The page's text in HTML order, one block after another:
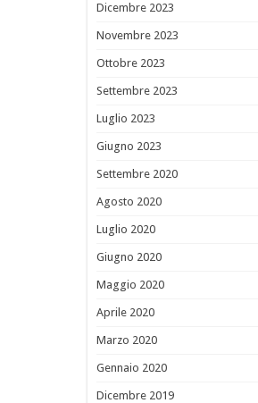
Dicembre 2023
Novembre 2023
Ottobre 2023
Settembre 2023
Luglio 2023
Giugno 2023
Settembre 2020
Agosto 2020
Luglio 2020
Giugno 2020
Maggio 2020
Aprile 2020
Marzo 2020
Gennaio 2020
Dicembre 2019